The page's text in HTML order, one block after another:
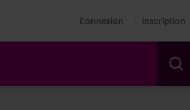
Connexion Inscription